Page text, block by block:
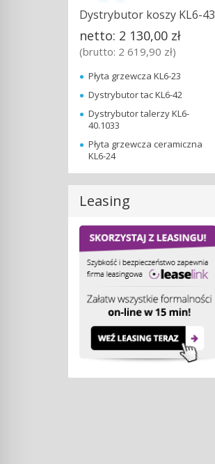
Dystrybutor koszy KL6-43
netto: 2 130,00 zł
(brutto: 2 619,90 zł)
Płyta grzewcza KL6-23
Dystrybutor tac KL6-42
Dystrybutor talerzy KL6-
40.1033
Płyta grzewcza ceramiczna
KL6-24
Leasing